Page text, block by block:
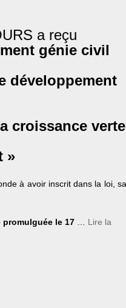
a reçu
génie civil
développement
croissance verte
»
à avoir inscrit dans la loi, sa
le 17 … Lire la